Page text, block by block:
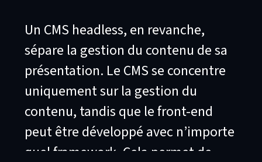
Un CMS headless, en revanche,
sépare la gestion du contenu de sa
présentation. Le CMS se concentre
uniquement sur la gestion du
contenu, tandis que le front-end
peut être développé avec n’importe
quel framework. Cela permet de